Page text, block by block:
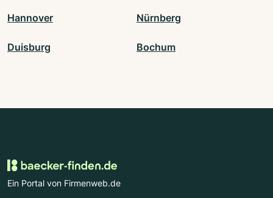
Hannover Nürnberg
Duisburg Bochum
Ein Portal von Firmenweb.de